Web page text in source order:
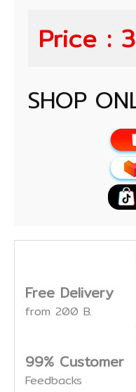
Price :
SHOP
Free Delivery
from 200 B.
99% Customer
Feedbacks